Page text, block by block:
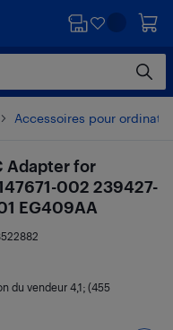
Accessoires pour
Adapter for
002 239427-
EG409AA
du vendeur 4,1; (455